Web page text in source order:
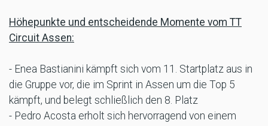
Höhepunkte und entscheidende Momente vom TT
Circuit Assen:
- Enea Bastianini kämpft sich vom 11. Startplatz aus in
die Gruppe vor, die im Sprint in Assen um die Top 5
kämpft, und belegt schließlich den 8. Platz
- Pedro Acosta erholt sich hervorragend von einem